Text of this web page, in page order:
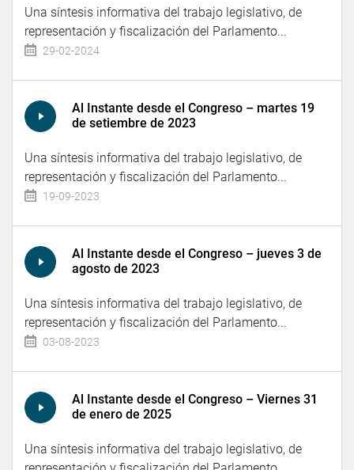
Una síntesis informativa del trabajo legislativo, de
representación y fiscalización del Parlamento...
29-02-2024
Al Instante desde el Congreso – martes 19
de setiembre de 2023
Una síntesis informativa del trabajo legislativo, de
representación y fiscalización del Parlamento...
19-09-2023
Al Instante desde el Congreso – jueves 3 de
agosto de 2023
Una síntesis informativa del trabajo legislativo, de
representación y fiscalización del Parlamento...
03-08-2023
Al Instante desde el Congreso – Viernes 31
de enero de 2025
Una síntesis informativa del trabajo legislativo, de